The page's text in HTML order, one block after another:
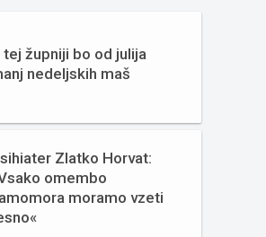
tej župniji bo od julija
nedeljskih maš
Zlatko Horvat:
omembo
moramo vzeti